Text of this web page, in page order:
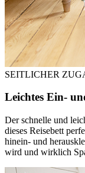
SEITLICHER
Leichtes Ein-
Der schnelle und
dieses Reisebett
hinein- und
wird und wirklich